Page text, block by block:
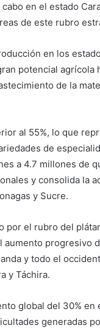
en el estado
de este rubro
en los
potencial agrícola
de la
al 55%, lo que
de
a 4.7 millones de
y consolida la
y Sucre.
el rubro del
progresivo
y todo el
y Táchira.
global del 30%
generadas